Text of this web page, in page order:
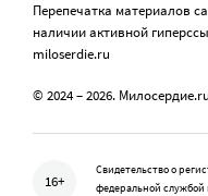
Перепечатка материалов
наличии активной
miloserdie.ru
© 2024 – 2026. Милосердие.ru
16+
Свидетельство о
федеральной